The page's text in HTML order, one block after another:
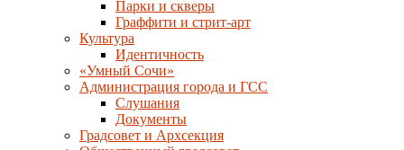
Парки и скверы
Граффити и стрит-арт
Культура
Идентичность
«Умный Сочи»
Администрация города и ГСС
Слушания
Документы
Градсовет и Архсекция